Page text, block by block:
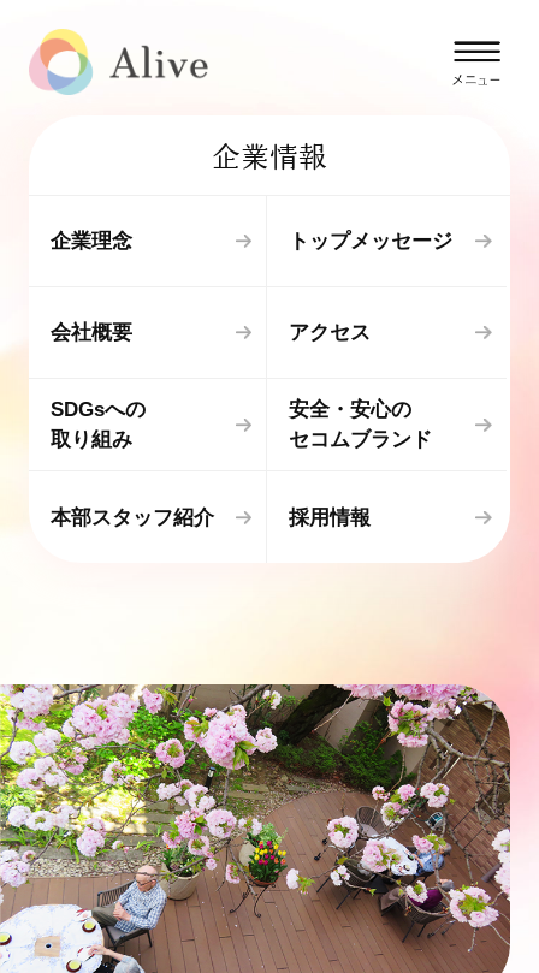
企業情報
企業理念 トップメッセージ
会社概要 アクセス
SDGsへの
取り組み
安全・安心の
セコムブランド
本部スタッフ紹介 採用情報